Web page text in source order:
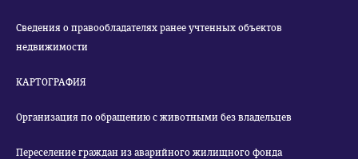
Сведения о правообладателях ранее учтенных объектов
недвижимости
КАРТОГРАФИЯ
Организация по обращению с животными без владельцев
Переселение граждан из аварийного жилищного фонда